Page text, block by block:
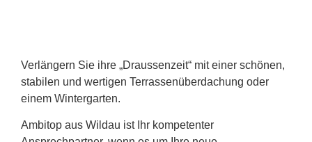
Verlängern Sie ihre „Draussenzeit“ mit einer schönen,
stabilen und wertigen Terrassenüberdachung oder
einem Wintergarten.
Ambitop aus Wildau ist Ihr kompetenter